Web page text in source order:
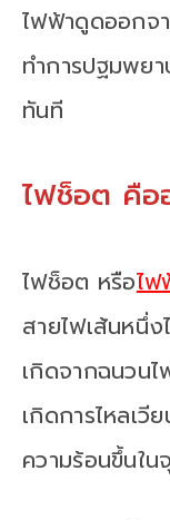
ไฟฟ้าดูดออกจ
ทำการปฐมพย
ทันที
ไฟช็อต คือ
ไฟช็อต หรือไฟ
สายไฟเส้นหนึ่
เกิดจากฉนวน
เกิดการไหลเ
ความร้อนขึ้นใ